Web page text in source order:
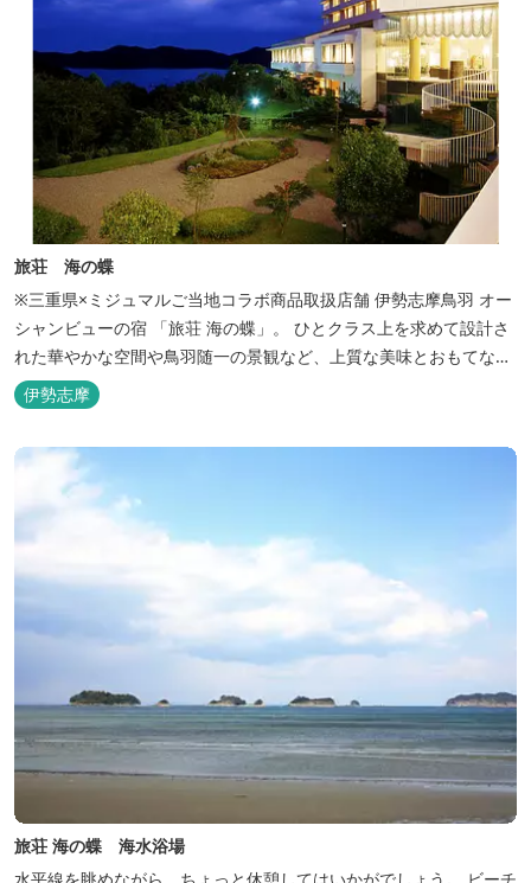
旅荘 海の蝶
※三重県×ミジュマルご当地コラボ商品取扱店舗 伊勢志摩鳥羽 オー
シャンビューの宿 「旅荘 海の蝶」。 ひとクラス上を求めて設計さ
れた華やかな空間や鳥羽随一の景観など、上質な美味とおもてなし
をお約束します。 海の蝶ならではのゆとりの休日をお過ごし下さい
ませ。
伊勢志摩
旅荘 海の蝶 海水浴場